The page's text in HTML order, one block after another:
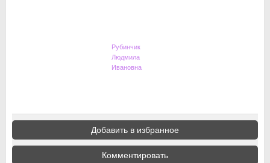
Рубинчик
Людмила
Ивановна
Добавить в избранное
Комментировать